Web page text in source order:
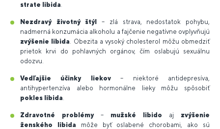
strate libida
Nezdravý životný štýl
– zlá strava, nedostatok pohybu,
nadmerná konzumácia alkoholu a fajčenie negatívne ovplyvňujú
zvýšenie libida . Obezita a vysoký cholesterol môžu obmedziť
prietok krvi do pohlavných orgánov, čím oslabujú sexuálnu
odozvu.
Vedľajšie účinky liekov– niektoré antidepresíva,
antihypertenzíva alebo hormonálne lieky môžu spôsobiť
pokles libida
Zdravotné problémy– mužské libido aj zvýšenie
ženského libida môže byť oslabené chorobami, ako sú